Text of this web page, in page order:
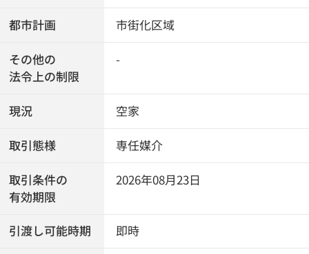
都市計画 市街化区域
その他の
法令上の制限
-
現況 空家
取引態様 専任媒介
取引条件の
有効期限
2026年08月23日
引渡し可能時期 即時